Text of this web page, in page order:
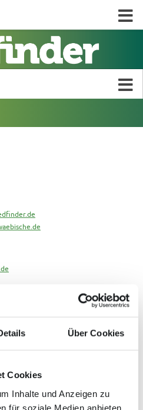
Über Cookies
Cookies
Inhalte und Anzeigen zu
für soziale Medien anbieten